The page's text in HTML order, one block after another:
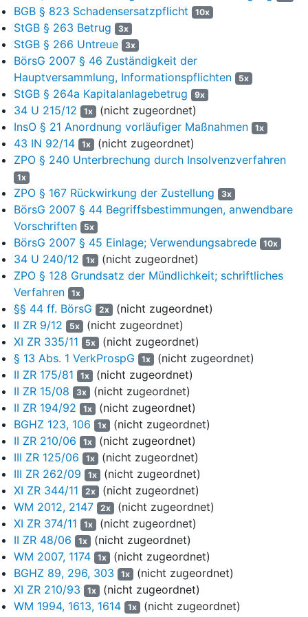
110 % des jeweils zu vollstreckenden Betrages leistet.
Die Revision wird nicht zugelassen.
Die Beschwer der Beklagten zu 2 bis 5 und der Klägerin
übersteigt 20.000 €.
G r ü n d e:
A.
Gemäß
Feststellungen des angefochtenen Urteils Bezug genommen,
soweit sich aus dem Nachfolgenden nichts anderes ergibt. Für
die Bezeichnung der Anlagen wird auf das von den Parteien
erstinstanzlich neben einer Vielzahl von Parallelverfahren als
Musterverfahren geführte Verfahren
34 U 227/12 B
ezug
genommen, auf das sich die Parteien auch hinsichtlich des
dort gehaltenen Vortrags bezogen haben; allen hiesigen
Parteivertretern sind die in jenem Verfahren vorgelegten
Anlagen als Referenzanlagen übersandt worden.
Die Klägerin beteiligte sich am 06.08.2008 mit einem Betrag
von 5.000 € zuzüglich eines Agios in Höhe von 250 € (Anlage
K I 1 zur Klageschrift) und am 21.10.2008 mit einem weiteren
Betrag von 15.000 € zuzüglich Agio in Höhe von 750 € (Anlage
K I 3 zum Schriftsatz der Klägerin vom 01.12.2011) als
Treugeber-Kommanditistin an der E GmbH & Co. W KG (im
Folgenden: W), nachdem sie den von der Beklagten zu 4
herausgegebenen Prospekt erhalten hatte. Der Prospekt
datiert vom 25.06.2008 und wurde am 04.07.2008
veröffentlicht (Anlage KS 1).
Die Klägerin rügt diverse Prospektfehler, für die die Beklagten
entweder aus Prospekthaftung im weiteren Sinn oder gemäß
13 VerkProspG iVm §§ 44 ff BörsGaF hafteten und macht
zudem eine deliktsrechtliche Verantwortung einzelner
Beklagter geltend.
Die Klage richtet sich gegen folgende Beteiligte:
Die C mbH (ehemals: Beklagte zu 1)ist die
BGB § 823 Schadensersatzpflicht 10x
StGB § 263 Betrug 3x
StGB § 266 Untreue 3x
BörsG 2007 § 46 Zuständigkeit der
Hauptversammlung, Informationspflichten
5x
StGB § 264a Kapitalanlagebetrug 9x
34 U 215/12 1x (nicht zugeordnet)
InsO § 21 Anordnung vorläufiger Maßnahmen
1x
43 IN 92/14 1x (nicht zugeordnet)
ZPO § 240 Unterbrechung durch Insolvenzverfahren
1x
ZPO § 167 Rückwirkung der Zustellung 3x
BörsG 2007 § 44 Begriffsbestimmungen, anwendbare
Vorschriften
5x
BörsG 2007 § 45 Einlage; Verwendungsabrede 10x
34 U 240/12 1x (nicht zugeordnet)
ZPO § 128 Grundsatz der Mündlichkeit; schriftliches
Verfahren
1x
§§ 44 ff. BörsG 2x (nicht zugeordnet)
II ZR 9/12
5x (nicht zugeordnet)
XI ZR 335/11
5x (nicht zugeordnet)
§ 13 Abs. 1 VerkProspG
1x (nicht zugeordnet)
II ZR 175/81
1x (nicht zugeordnet)
II ZR 15/08
3x (nicht zugeordnet)
II ZR 194/92
1x (nicht zugeordnet)
BGHZ 123, 106
1x (nicht zugeordnet)
II ZR 210/06
1x (nicht zugeordnet)
III ZR 125/06
1x (nicht zugeordnet)
III ZR 262/09
1x (nicht zugeordnet)
XI ZR 344/11
2x (nicht zugeordnet)
WM 2012, 2147
2x (nicht zugeordnet)
XI ZR 374/11
1x (nicht zugeordnet)
II ZR 48/06
1x (nicht zugeordnet)
WM 2007, 1174
1x (nicht zugeordnet)
BGHZ 89, 296, 303
1x (nicht zugeordnet)
XI ZR 210/93
1x (nicht zugeordnet)
WM 1994, 1613, 1614
1x (nicht zugeordnet)